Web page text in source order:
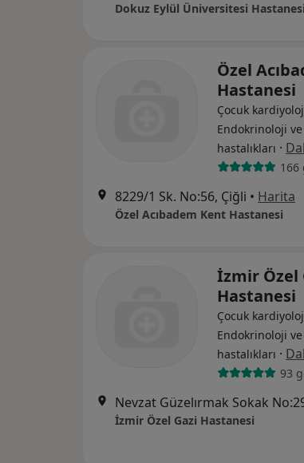
Dokuz Eylül Üniversitesi Hastanesi
Özel
Hastanesi
Çocuk
Endokrinoloji
hastalıkları ·
166
8229/1 Sk. No:56, Çiğli • Harita
Özel Acıbadem Kent Hastanesi
İzmir Özel
Hastanesi
Çocuk
Endokrinoloji
hastalıkları ·
93
İzmir Özel Gazi Hastanesi